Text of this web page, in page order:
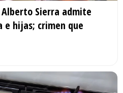
Alberto Sierra admite
e hijas; crimen que